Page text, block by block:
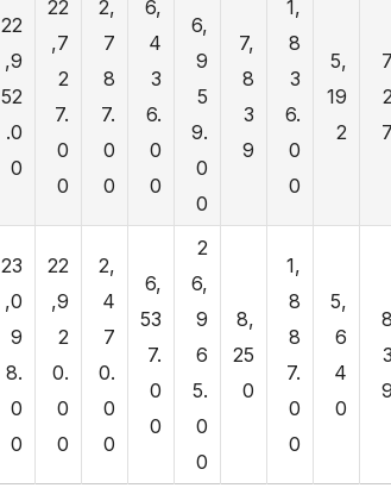
22
,9
52
.0
0
22
,7
2
7.
0
0
2,
7
8
7.
0
0
6,
4
3
6.
0
0
6,
9
5
9.
0
0
7,
8
3
9
1,
8
3
6.
0
0
5,
19
2
7
2
7
23
,0
9
8.
0
0
22
,9
2
0.
0
0
2,
4
7
0.
0
0
6,
53
7.
0
0
2
6,
9
6
5.
0
0
8,
25
0
1,
8
8
7.
0
0
5,
6
4
0
8
3
9